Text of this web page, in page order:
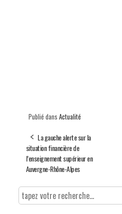
Publié dans Actualité
La gauche alerte sur la
situation financière de
l’enseignement supérieur en
Auvergne-Rhône-Alpes